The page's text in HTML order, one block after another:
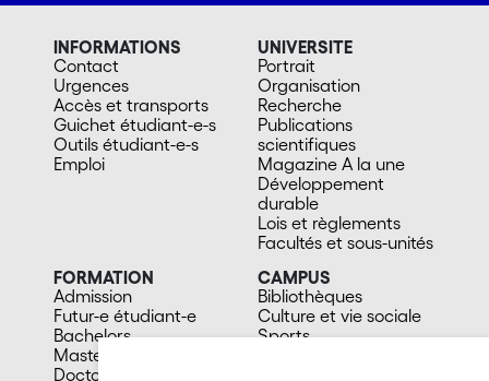
INFORMATIONS
Contact
Urgences
Accès et transports
Guichet étudiant-e-s
Outils étudiant-e-s
Emploi
UNIVERSITE
Portrait
Organisation
Recherche
Publications
scientifiques
Magazine A la une
Développement
durable
Lois et règlements
Facultés et sous-unités
FORMATION
Admission
Futur-e étudiant-e
Bachelors
Masters
Doctorat
CAMPUS
Bibliothèques
Culture et vie sociale
Sports